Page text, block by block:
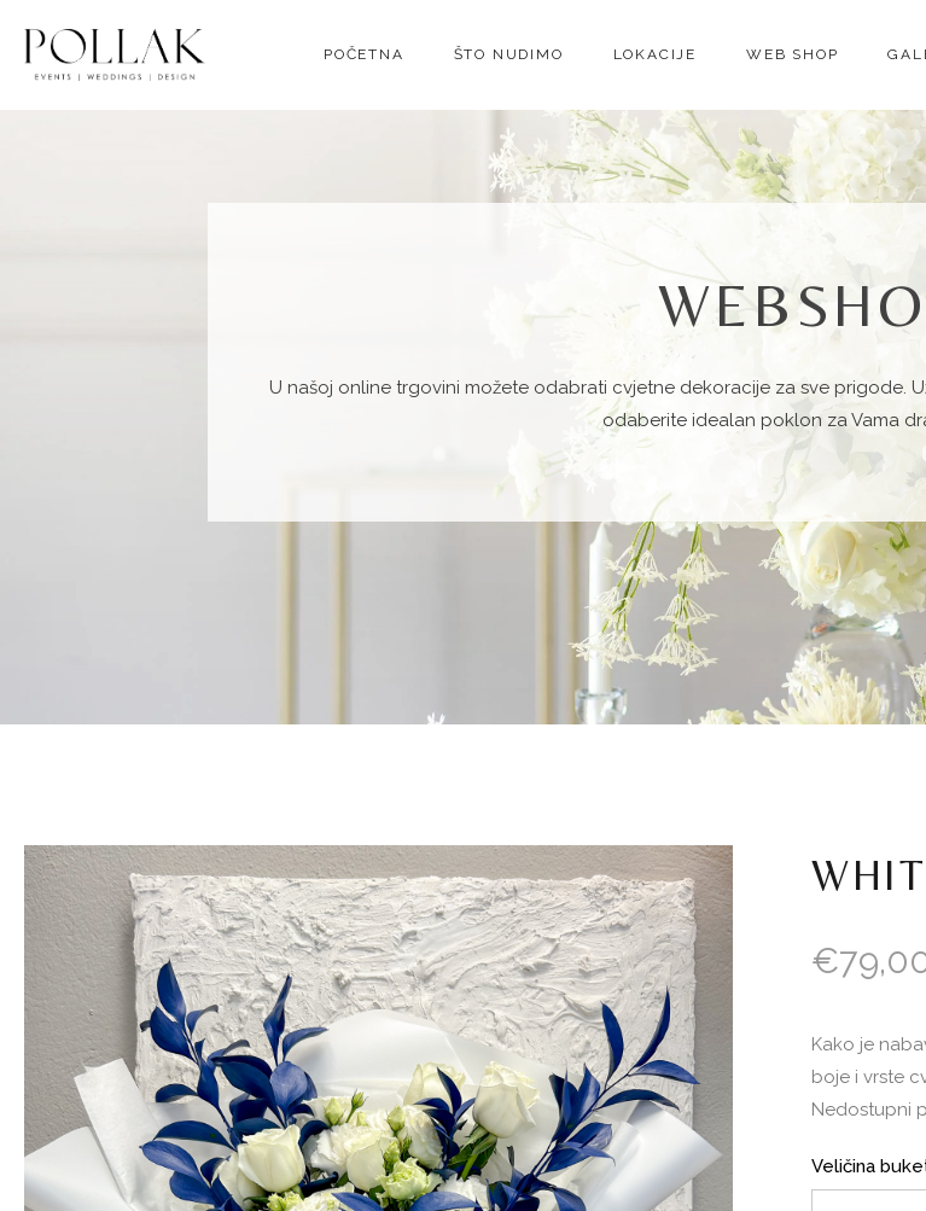
POČETNA ŠTO NUDIMO LOKACIJE WEB SHOP
U našoj online trgovini možete odabrati cvjetne dekoracije za sve prigode.
odaberite idealan poklon za Vama
€
Kako je
boje i vrste
Nedostupni
Veličina